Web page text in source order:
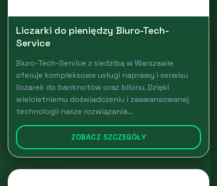
Liczarki do pieniędzy Biuro-Tech-
Service
Biuro-Tech-Service z siedzibą w Warszawie
oferuje kompleksowe usługi naprawy i serwisu
liczarek do banknotów oraz bilonu. Dzięki
wieloletniemu doświadczeniu i zaawansowanej
technologii nasze rozwiązania...
ZOBACZ SZCZEGÓŁY